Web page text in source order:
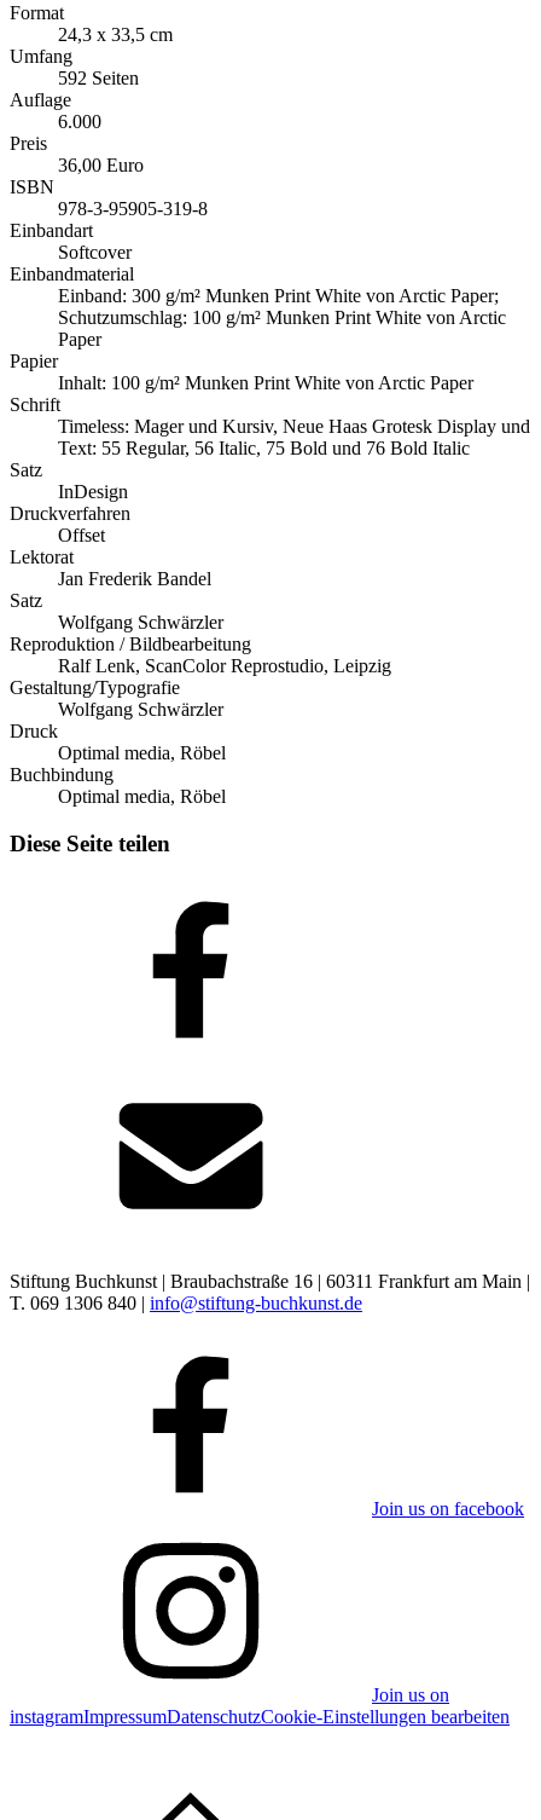
Format
24,3 x 33,5 cm
Umfang
592 Seiten
Auflage
6.000
Preis
36,00 Euro
ISBN
978-3-95905-319-8
Einbandart
Softcover
Einbandmaterial
Einband: 300 g/m² Munken Print White von Arctic Paper;
Schutzumschlag: 100 g/m² Munken Print White von Arctic
Paper
Papier
Inhalt: 100 g/m² Munken Print White von Arctic Paper
Schrift
Timeless: Mager und Kursiv, Neue Haas Grotesk Display und
Text: 55 Regular, 56 Italic, 75 Bold und 76 Bold Italic
Satz
InDesign
Druckverfahren
Offset
Lektorat
Jan Frederik Bandel
Satz
Wolfgang Schwärzler
Reproduktion / Bildbearbeitung
Ralf Lenk, ScanColor Reprostudio, Leipzig
Gestaltung/Typografie
Wolfgang Schwärzler
Druck
Optimal media, Röbel
Buchbindung
Optimal media, Röbel
Diese Seite teilen
Stiftung Buchkunst | Braubachstraße 16 | 60311 Frankfurt am Main |
T. 069 1306 840 | info@stiftung-buchkunst.de
Join us on facebook
Join us on
instagramImpressumDatenschutzCookie-Einstellungen bearbeiten